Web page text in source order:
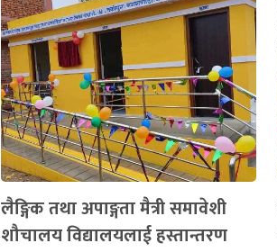
लैङ्गिक तथा अपाङ्गता मैत्री समावेशी
शौचालय विद्यालयलाई हस्तान्तरण